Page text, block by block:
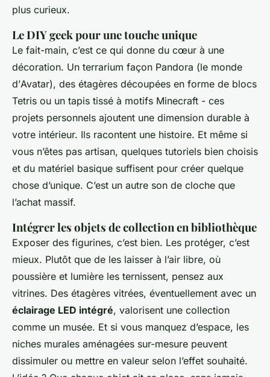
plus curieux.
Le DIY geek pour une touche unique
Le fait-main, c’est ce qui donne du cœur à une
décoration. Un terrarium façon Pandora (le monde
d’Avatar), des étagères découpées en forme de blocs
Tetris ou un tapis tissé à motifs Minecraft - ces
projets personnels ajoutent une dimension durable à
votre intérieur. Ils racontent une histoire. Et même si
vous n’êtes pas artisan, quelques tutoriels bien choisis
et du matériel basique suffisent pour créer quelque
chose d’unique. C’est un autre son de cloche que
l’achat massif.
Intégrer les objets de collection en bibliothèque
Exposer des figurines, c’est bien. Les protéger, c’est
mieux. Plutôt que de les laisser à l’air libre, où
poussière et lumière les ternissent, pensez aux
vitrines. Des étagères vitrées, éventuellement avec un
éclairage LED intégré, valorisent une collection
comme un musée. Et si vous manquez d’espace, les
niches murales aménagées sur-mesure peuvent
dissimuler ou mettre en valeur selon l’effet souhaité.